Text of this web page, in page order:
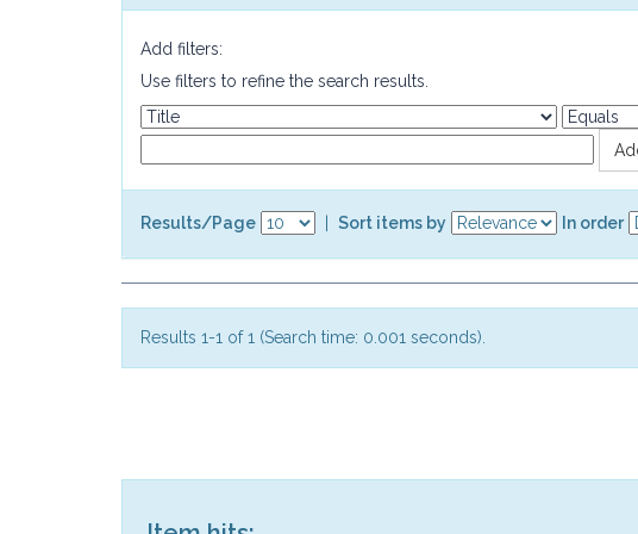
Add filters:
Use filters to refine the search results.
Results/Page Sort items by In order
Results 1-1 of 1 (Search time: 0.001 seconds).